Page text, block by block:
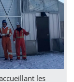
les